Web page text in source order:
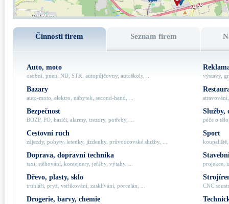
Činnosti firem Seznam firem
Auto, moto
osobní, pneu, ND, STK, autopůjčovny, autoškoly, ...
Bazary
auto-moto, elektro, nábytek, second-hand, ...
Bezpečnost
BOZP, PO, hasiči, alarmy, trezory, potřeby, ...
Cestovní ruch
zájezdy, pobyty, letenky, jízdenky, průvodcovské služby, ...
Doprava, dopravní technika
taxi, stěhování, kontejnery, jeřáby, výtahy, ...
Dřevo, plasty, sklo
truhláři, pryž, vstřikování, zasklívání, porcelán, ...
Drogerie, barvy, chemie
výstavy,
Služby,
péče o
Sport
projekce,
CNC